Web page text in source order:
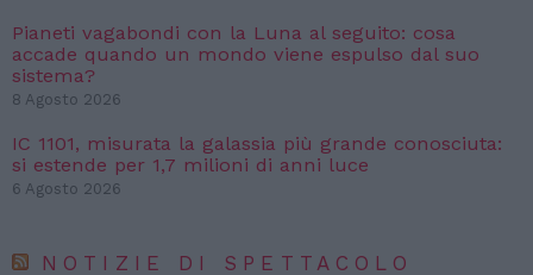
Pianeti vagabondi con la Luna al seguito: cosa
accade quando un mondo viene espulso dal suo
sistema?
8 Agosto 2026
IC 1101, misurata la galassia più grande conosciuta:
si estende per 1,7 milioni di anni luce
6 Agosto 2026
NOTIZIE DI SPETTACOLO